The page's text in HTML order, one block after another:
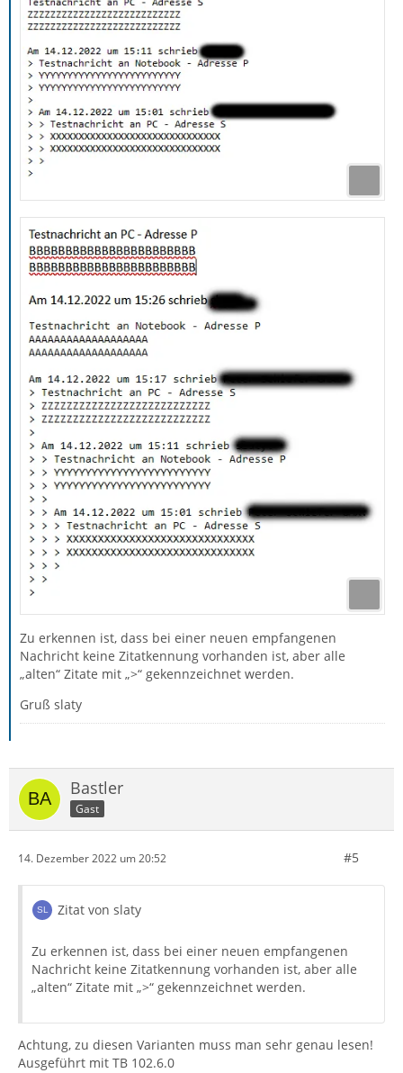
Zu erkennen ist, dass bei einer neuen empfangenen
Nachricht keine Zitatkennung vorhanden ist, aber alle
„alten“ Zitate mit „>“ gekennzeichnet werden.
Gruß slaty
Bastler
Gast
14. Dezember 2022 um 20:52 #5
Zitat von slaty
Zu erkennen ist, dass bei einer neuen empfangenen
Nachricht keine Zitatkennung vorhanden ist, aber alle
„alten“ Zitate mit „>“ gekennzeichnet werden.
Achtung, zu diesen Varianten muss man sehr genau lesen!
Ausgeführt mit TB 102.6.0